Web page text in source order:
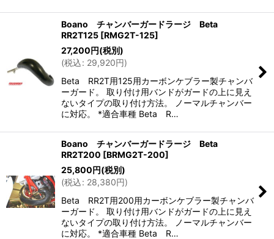
Boano チャンバーガードラージ Beta
RR2T125 [RMG2T-125]
27,200円(税別)
(税込: 29,920円)
Beta RR2T用125用カーボンケブラー製チャンバ
ーガード。 取り付け用バンドがガードの上に見え
ないタイプの取り付け方法。 ノーマルチャンバー
に対応。 *適合車種 Beta R…
Boano チャンバーガードラージ Beta
RR2T200 [BRMG2T-200]
25,800円(税別)
(税込: 28,380円)
Beta RR2T用200用カーボンケブラー製チャンバ
ーガード。 取り付け用バンドがガードの上に見え
ないタイプの取り付け方法。 ノーマルチャンバー
に対応。 *適合車種 Beta R…